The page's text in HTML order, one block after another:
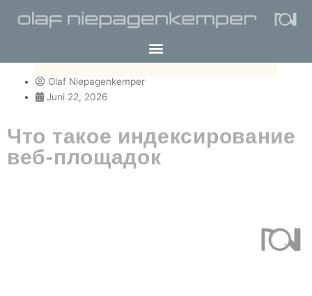
Olaf Niepagenkemper
Juni 22, 2026
Что такое индексирование
веб-площадок